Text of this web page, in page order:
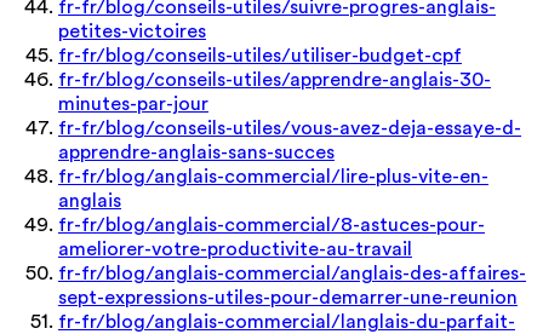
fr-fr/blog/conseils-utiles/suivre-progres-anglais-
petites-victoires
fr-fr/blog/conseils-utiles/utiliser-budget-cpf
fr-fr/blog/conseils-utiles/apprendre-anglais-30-
minutes-par-jour
fr-fr/blog/conseils-utiles/vous-avez-deja-essaye-d-
apprendre-anglais-sans-succes
fr-fr/blog/anglais-commercial/lire-plus-vite-en-
anglais
fr-fr/blog/anglais-commercial/8-astuces-pour-
ameliorer-votre-productivite-au-travail
fr-fr/blog/anglais-commercial/anglais-des-affaires-
sept-expressions-utiles-pour-demarrer-une-reunion
fr-fr/blog/anglais-commercial/langlais-du-parfait-